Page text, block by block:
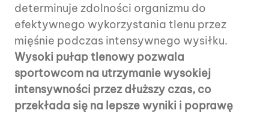
determinuje zdolności organizmu do
efektywnego wykorzystania tlenu przez
mięśnie podczas intensywnego wysiłku.
Wysoki pułap tlenowy pozwala
sportowcom na utrzymanie wysokiej
intensywności przez dłuższy czas, co
przekłada się na lepsze wyniki i poprawę